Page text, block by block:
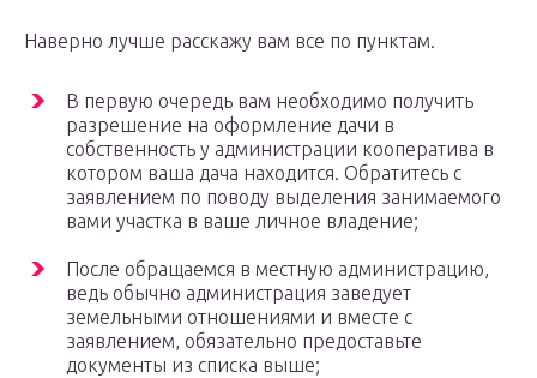
Наверно лучше расскажу вам все по пунктам.
В первую очередь вам необходимо получить
разрешение на оформление дачи в
собственность у администрации кооператива в
котором ваша дача находится. Обратитесь с
заявлением по поводу выделения занимаемого
вами участка в ваше личное владение;
После обращаемся в местную администрацию,
ведь обычно администрация заведует
земельными отношениями и вместе с
заявлением, обязательно предоставьте
документы из списка выше;